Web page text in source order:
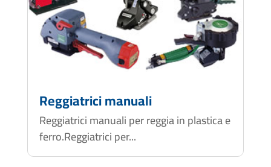
Reggiatrici manuali
Reggiatrici manuali per reggia in plastica e
ferro.Reggiatrici per...